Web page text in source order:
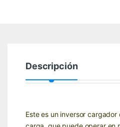
Descripción
Este es un inversor